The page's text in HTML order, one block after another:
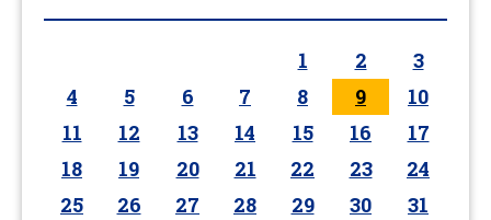
1 2
3
4
5 6 7 8 9
10
11
12 13 14 15 16
17
18
19 20 21 22 23
24
25
26 27 28 29 30 31